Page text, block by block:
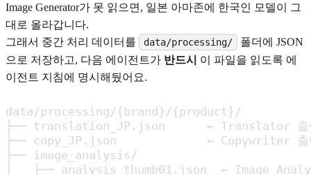
Image Generator가 못 읽으면, 일본 아마존에 한국인 모델이 그
대로 올라갑니다.
그래서 중간 처리 데이터를
data/processing/
폴더에 JSON
으로 저장하고, 다음 에이전트가 반드시
이 파일을 읽도록 에
이전트 지침에 명시해뒀어요.
data/processing/{brand}/{product}/
├── translation_JP.json      ← Translator 출
├── copy_JP.json             ← Copywriter 출
├── image_analysis/
│   ├── analysis_thumb01.json  ← Image